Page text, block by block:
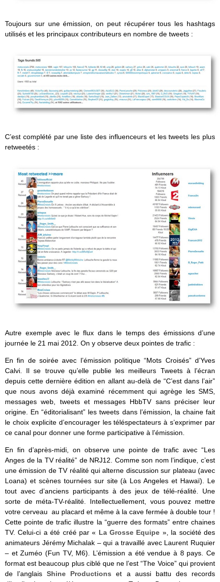
Toujours sur une émission, on peut récupérer tous les hashtags
utilisés et les principaux contributeurs en nombre de tweets :
C’est complété par une liste des influenceurs et les tweets les plus
retweetés :
Autre exemple avec le flux dans le temps des émissions d’une
journée le 21 mai 2012. On y observe deux pointes de trafic :
En fin de soirée avec l’émission politique “Mots Croisés” d’Yves
Calvi. Il se trouve qu’elle publie les meilleurs Tweets à l’écran
depuis cette dernière édition en allant au-delà de “C’est dans l’air”
que nous avons déjà examiné récemment qui agrège les SMS,
messages web, tweets et messages HbbTV sans préciser leur
origine. En “éditorialisant” les tweets dans l’émission, la chaine fait
le choix explicite d’encourager les téléspectateurs à s’exprimer par
ce canal pour donner une forme participative à l’émission.
En fin d’après-midi, on observe une pointe de trafic avec “Les
Anges de la TV réalité” de NRJ12. Comme son nom l’indique, c’est
une émission de TV réalité qui alterne discussion sur plateau (avec
Loana) et scènes tournées sur site (à Los Angeles et Hawaï). Le
tout avec d’anciens participants à des jeux de télé-réalité. Une
sorte de méta-TV-réalité. Intellectuellement, vous pouvez mettre
votre cerveau au placard et même à la cave fermée à double tour !
Cette pointe de trafic illustre la “guerre des formats” entre chaines
TV. Celui-ci a été créé par « La Grosse Equipe », la société des
animateurs Jérémy Michalak – qui a travaillé avec Laurent Ruquier
– et Zuméo (Fun TV, M6). L’émission a été vendue à 8 pays. Ce
format est beaucoup plus ciblé que ne l’est “The Voice” qui provient
de l’anglaisShine Productions et a aussi battu des records